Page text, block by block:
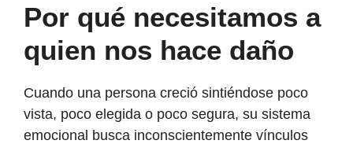
Por qué necesitamos a
quien nos hace daño
Cuando una persona creció sintiéndose poco
vista, poco elegida o poco segura, su sistema
emocional busca inconscientemente vínculos